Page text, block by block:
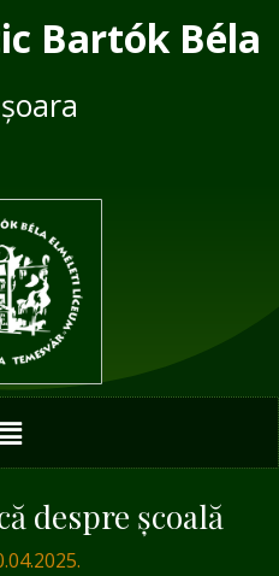
Bartók Béla
Menu
despre școală